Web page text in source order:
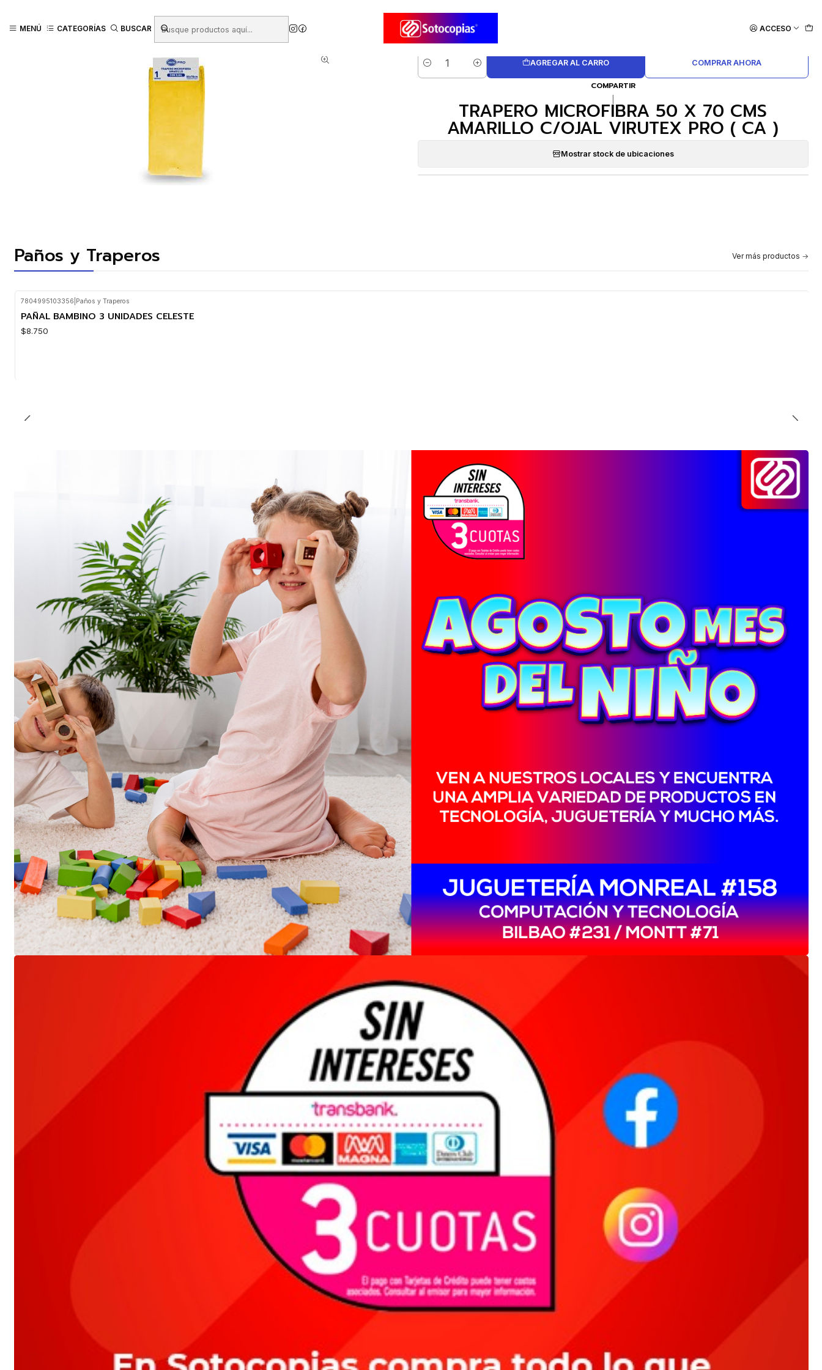
MENÚ CATEGORÍAS BUSCAR ACCESO
TRAPERO MICROFIBRA 50 X 70 CMS AMARILLO C/OJAL VIRUTEX PRO ( CA )
Cantidad
AGREGAR AL CARRO COMPRAR AHORA
COMPARTIR
TRAPERO MICROFIBRA 50 X 70 CMS
AMARILLO C/OJAL VIRUTEX PRO ( CA )
Mostrar stock de ubicaciones
Paños y Traperos Ver más productos
7804995103356 Paños y Traperos
PAÑAL BAMBINO 3 UNIDADES CELESTE
$8.750